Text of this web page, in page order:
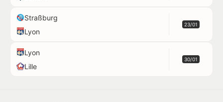
Straßburg
Lyon
23/01
Lyon
Lille
30/01